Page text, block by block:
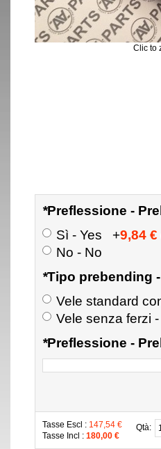
Clic to
*Preflessione -
Sì - Yes
+9,84 €
No - No
*Tipo prebending
Vele standard
Vele senza ferzi
*Preflessione -
Tasse Escl : 147,54 €
Tasse Incl : 180,00 €
Qtà: